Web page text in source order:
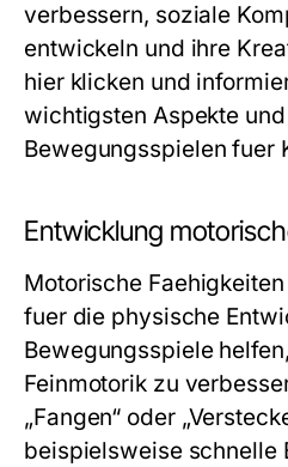
verbessern, soziale
entwickeln und ihre
hier klicken und
wichtigsten Aspekte
Bewegungsspielen fuer
Entwicklung
Motorische
fuer die physische
Bewegungsspiele
Feinmotorik zu
„Fangen“ oder
beispielsweise schnelle